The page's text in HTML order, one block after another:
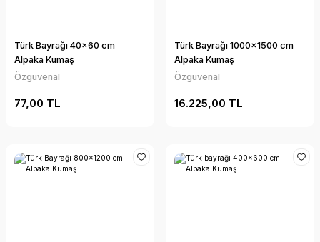
Türk Bayrağı 40x60 cm
Alpaka Kumaş
Özgüvenal
77,00 TL
Türk Bayrağı 1000x1500 cm
Alpaka Kumaş
Özgüvenal
16.225,00 TL